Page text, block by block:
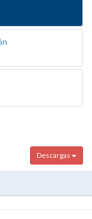
Descargas